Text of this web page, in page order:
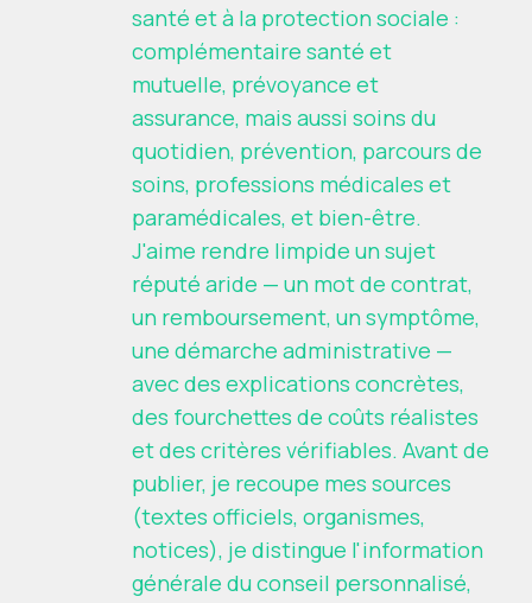
santé et à la protection sociale :
complémentaire santé et
mutuelle, prévoyance et
assurance, mais aussi soins du
quotidien, prévention, parcours de
soins, professions médicales et
paramédicales, et bien-être.
J'aime rendre limpide un sujet
réputé aride — un mot de contrat,
un remboursement, un symptôme,
une démarche administrative —
avec des explications concrètes,
des fourchettes de coûts réalistes
et des critères vérifiables. Avant de
publier, je recoupe mes sources
(textes officiels, organismes,
notices), je distingue l'information
générale du conseil personnalisé,